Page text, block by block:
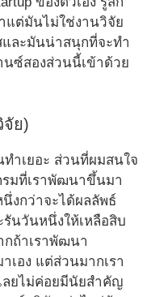
แต่มันไม่ใช่งานวิจัย
ละมันน่าสนุกที่จะทำ
นซ์สองส่วนนี้เข้าด้วย
จัย)
ำเยอะ ส่วนที่ผมสนใจ
รมที่เราพัฒนาขึ้นมา
งกว่าจะได้ผลลัพธ์
นวันหนึ่งให้เหลือสิบ
ถ้าเราพัฒนา
เอง แต่ส่วนมากเรา
ลยไม่ค่อยมีนัยสำคัญ